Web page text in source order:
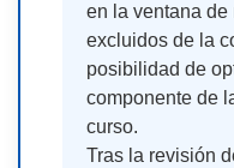
en la ventana de
excluidos de la
posibilidad de
componente de
curso.
Tras la revisión